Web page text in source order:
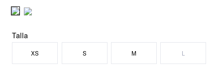
Talla
XS S M L